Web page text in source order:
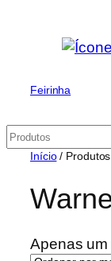
Feirinha
Pesquisar
Início/ Produtos
Apenas